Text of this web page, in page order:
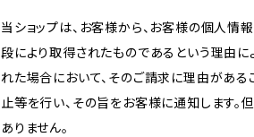
当ショップは、お客様から、お客様の個人
段により取得されたものであるという理由に
れた場合において、そのご請求に理由があ
止等を行い、その旨をお客様に通知します
ありません。